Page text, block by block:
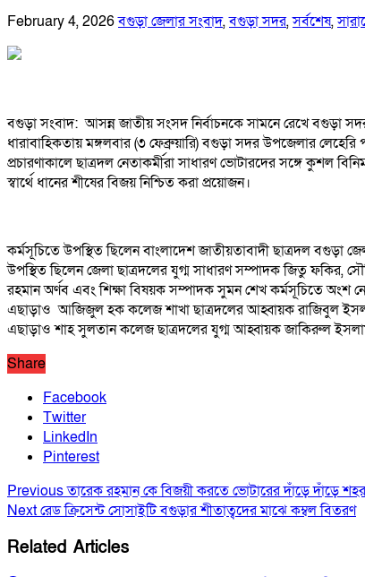
February 4, 2026বগুড়া জেলার সংবাদ,বগুড়া সদর,সর্বশেষ,
বগুড়া সংবাদ: আসন্ন জাতীয় সংসদ নির্বাচনকে সামনে রেখে বগুড়া
ধারাবাহিকতায় মঙ্গলবার (৩ ফেব্রুয়ারি) বগুড়া সদর উপজেলার
প্রচারণাকালে ছাত্রদল নেতাকর্মীরা সাধারণ ভোটারদের সঙ্গে কুশল
স্বার্থে ধানের শীষের বিজয় নিশ্চিত করা প্রয়োজন।
কর্মসূচিতে উপস্থিত ছিলেন বাংলাদেশ জাতীয়তাবাদী ছাত্রদল
উপস্থিত ছিলেন জেলা ছাত্রদলের যুগ্ম সাধারণ সম্পাদক জিতু ফকির,
রহমান অর্ণব এবং শিক্ষা বিষয়ক সম্পাদক সুমন শেখ কর্মসূচিতে
এছাড়াও আজিজুল হক কলেজ শাখা ছাত্রদলের আহ্বায়ক রাজিবুল
এছাড়াও শাহ সুলতান কলেজ ছাত্রদলের যুগ্ম আহ্বায়ক জাকিরুল
Share
Facebook
Twitter
LinkedIn
Pinterest
Previousতারেক রহমান কে বিজয়ী করতে ভোটারের দাঁড়ে দাঁড়ে
Nextরেড ক্রিসেন্ট সোসাইটি বগুড়ার শীতাত্বদের মাঝে কম্বল বিতরণ
Related Articles